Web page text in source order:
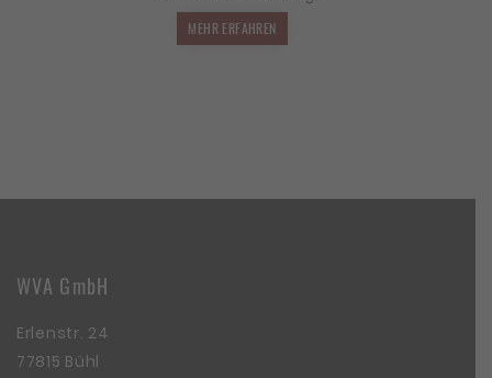
MEHR ERFAHREN
WVA GmbH
Erlenstr. 24
77815 Bühl